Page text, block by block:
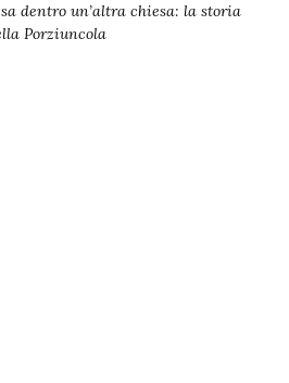
dentro un’altra chiesa: la storia
Porziuncola